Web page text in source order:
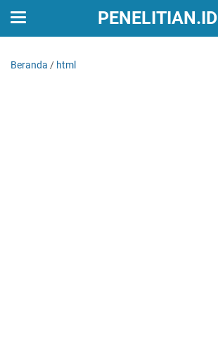
PENELITIAN.ID
Beranda / html